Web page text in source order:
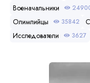
Военачальники
Олимпийцы 35842
Исследователи 3627